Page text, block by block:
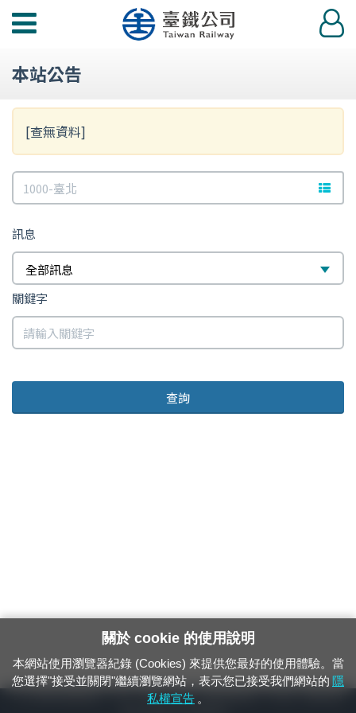
功
選
登
入
本站公告
[查無資料]
文字
訊息
全部訊息
關鍵字
查詢
24小時緊急通報電話：1933（市話、手機，僅限發現軌道、平交道、橋樑及隧
關於 cookie 的使用說明
本網站使用瀏覽器紀錄 (Cookies) 來提供您最好的使用體驗。當
您選擇"接受並關閉"繼續瀏覽網站，表示您已接受我們網站的 隱
私權宣告 。